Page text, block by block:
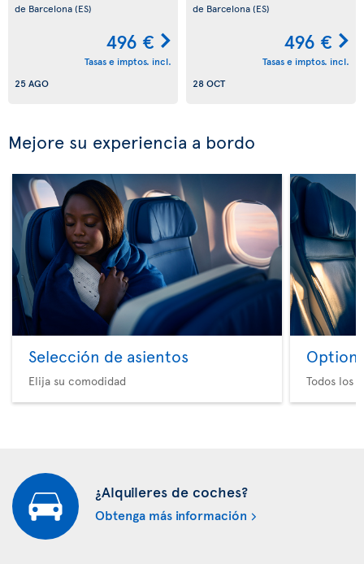
de Barcelona(ES)
496 €
Tasas e imptos. incl.
25 AGO
de Barcelona(ES)
496 €
Tasas e imptos. incl.
28 OCT
Mejore su experiencia a bordo
Selección de asientos
Elija su comodidad
Option
Todos los
¿Alquileres de coches?
Obtenga más información